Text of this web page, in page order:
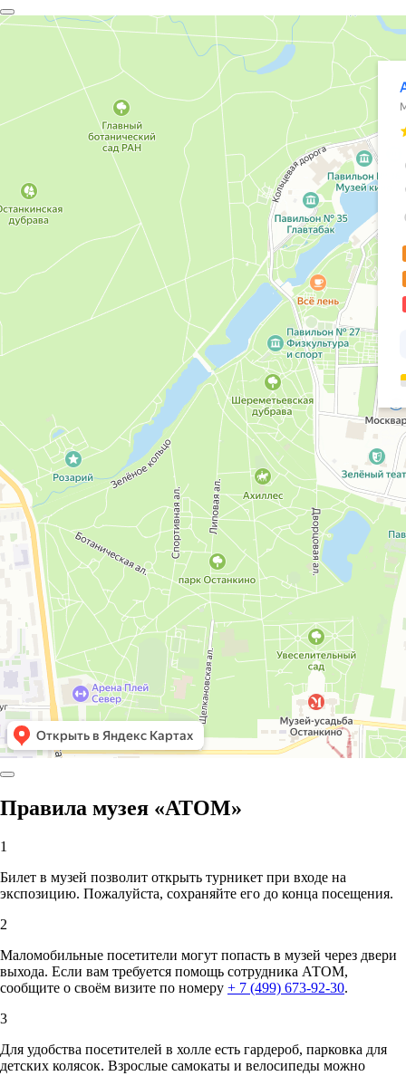
Правила музея «АТОМ»
1
Билет в музей позволит открыть турникет при входе на
экспозицию. Пожалуйста, сохраняйте его до конца посещения.
2
Маломобильные посетители могут попасть в музей через двери
выхода. Если вам требуется помощь сотрудника АТОМ,
сообщите о своём визите по номеру + 7 (499) 673-92-30.
3
Для удобства посетителей в холле есть гардероб, парковка для
детских колясок. Взрослые самокаты и велосипеды можно